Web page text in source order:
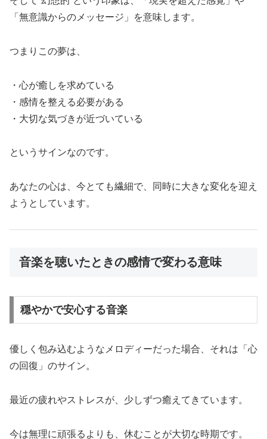
「無意識からのメッセージ」を意味します。
つまりこの夢は、
・心が癒しを求めている
・感情を整える必要がある
・大切な気づきが近づいている
というサインなのです。
あなたの心は、今とても繊細で、同時に大きな変化を迎え
ようとしています。
音楽を聴いたときの感情で変わる意味
穏やかで安心する音楽
優しく包み込むようなメロディーだった場合、それは「心
の回復」のサイン。
最近の疲れやストレスが、少しずつ癒えてきています。
今は無理に頑張るよりも、休むことが大切な時期です。